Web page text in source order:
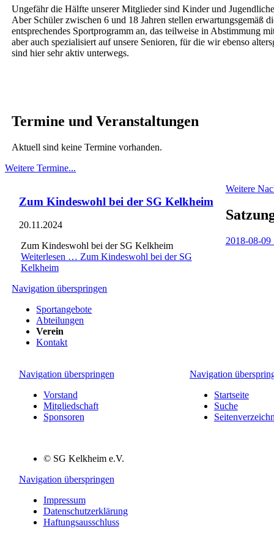
Ungefähr die Hälfte unserer Mitglieder sind Kinder und
Aber Schüler zwischen 6 und 18 Jahren stellen erwartungsgemäß
entsprechendes Sportprogramm an, das teilweise in Abstimmung
aber auch spezialisiert auf unsere Senioren, für die wir ebenso
sind hier sehr aktiv unterwegs.
Termine und Veranstaltungen
Aktuell sind keine Termine vorhanden.
Weitere Termine...
Zum Kindeswohl bei der SG Kelkheim
20.11.2024
Zum Kindeswohl bei der SG Kelkheim
Weiterlesen … Zum Kindeswohl bei der SG
Kelkheim
Weitere
2018-08-
Navigation überspringen
Sportangebote
Abteilungen
Verein
Kontakt
Navigation überspringen
Vorstand
Mitgliedschaft
Sponsoren
Navigation
Startseite
Suche
© SG Kelkheim e.V.
Navigation überspringen
Impressum
Datenschutzerklärung
Haftungsausschluss